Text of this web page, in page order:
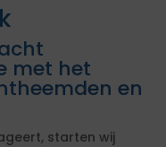
met het
en
starten wij